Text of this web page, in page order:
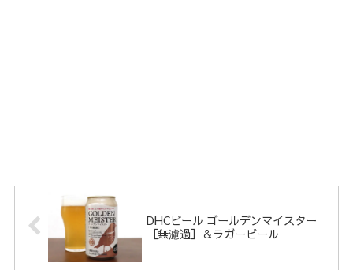
DHCビール ゴールデンマイスター
［無濾過］＆ラガービール